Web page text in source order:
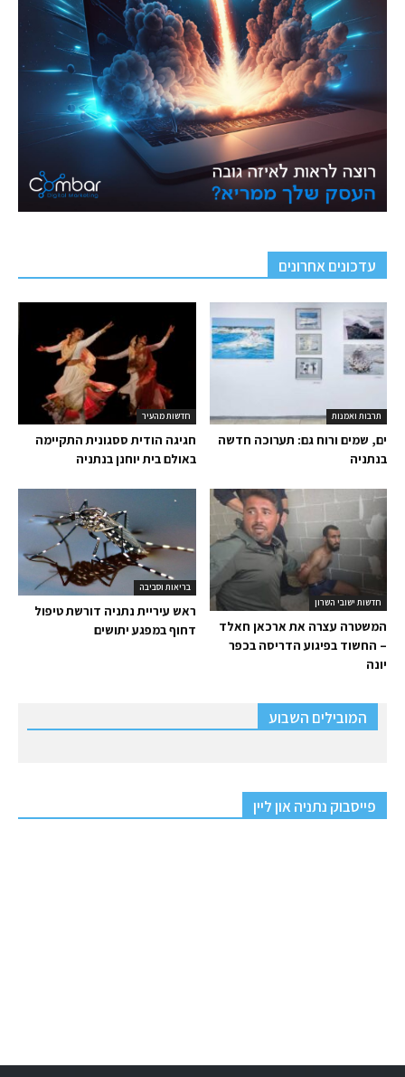
עדכונים אחרונים
חדשות מהעיר
חגיגה הודית ססגונית התקיימה
באולם בית יוחנן בנתניה
תרבות ואמנות
ים, שמים ורוח גם: תערוכה חדשה
בנתניה
בריאות וסביבה
ראש עיריית נתניה דורשת טיפול
דחוף במפגע יתושים
חדשות ישובי השרון
המשטרה עצרה את ארכאן חאלד
– החשוד בפיגוע הדריסה בכפר
יונה
המובילים השבוע
פייסבוק נתניה און ליין